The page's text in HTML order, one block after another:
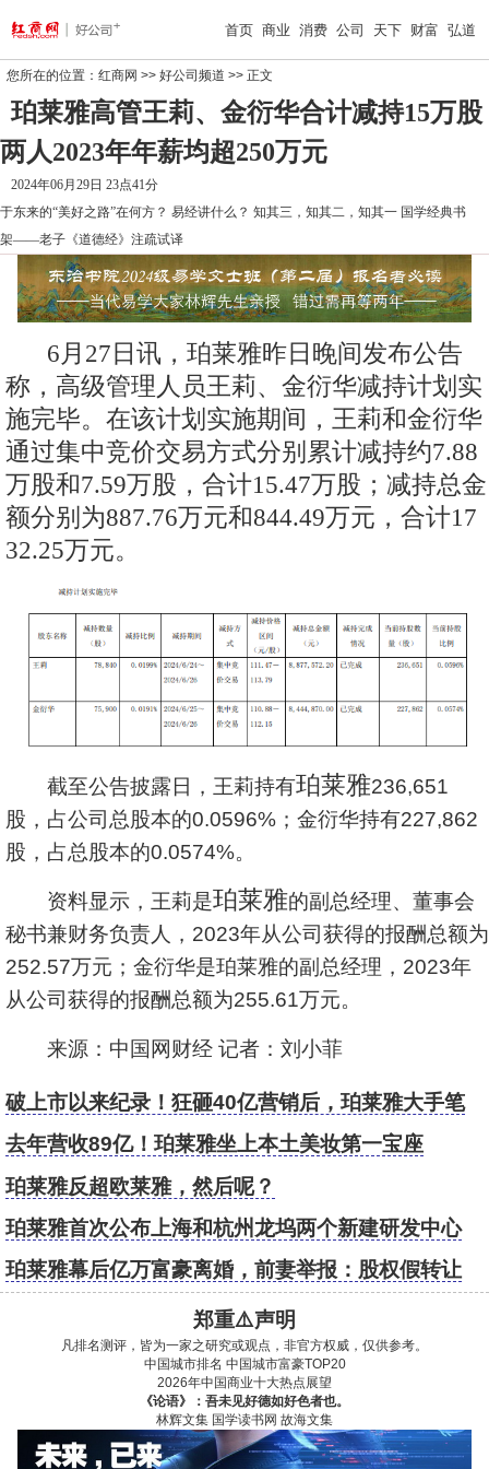
首页 商业 消费 公司 天下 财富 弘道
您所在的位置： 红商网 >> 好公司频道 >> 正文
珀莱雅高管王莉、金衍华合计减持15万股
两人2023年年薪均超250万元
2024年06月29日 23点41分
于东来的“美好之路”在何方？ 易经讲什么？ 知其三，知其二，知其一 国学经典书
架——老子《道德经》注疏试译
6月27日讯， 珀莱雅昨日晚间发布公告
称，高级管理人员王莉、金衍华减持计划实
施完毕。在该计划实施期间，王莉和金衍华
通过集中竞价交易方式分别累计减持约7.88
万股和7.59万股，合计15.47万股；减持总金
额分别为887.76万元和844.49万元，合计17
32.25万元。
截至公告披露日，王莉持有珀莱雅236,651
股，占公司总股本的0.0596%；金衍华持有227,862
股，占总股本的0.0574%。
资料显示，王莉是珀莱雅的副总经理、董事会
秘书兼财务负责人，2023年从公司获得的报酬总额为
252.57万元；金衍华是珀莱雅的副总经理，2023年
从公司获得的报酬总额为255.61万元。
来源：中国网财经 记者：刘小菲
破上市以来纪录！狂砸40亿营销后，珀莱雅大手笔
分红
去年营收89亿！珀莱雅坐上本土美妆第一宝座
珀莱雅反超欧莱雅，然后呢？
珀莱雅首次公布上海和杭州龙坞两个新建研发中心
珀莱雅幕后亿万富豪离婚，前妻举报：股权假转让
郑重⚠️声明
凡排名测评，皆为一家之研究或观点，非官方权威，仅供参考。
中国城市排名 中国城市富豪TOP20
2026年中国商业十大热点展望
《论语》：吾未见好德如好色者也。
林辉文集 国学读书网 故海文集